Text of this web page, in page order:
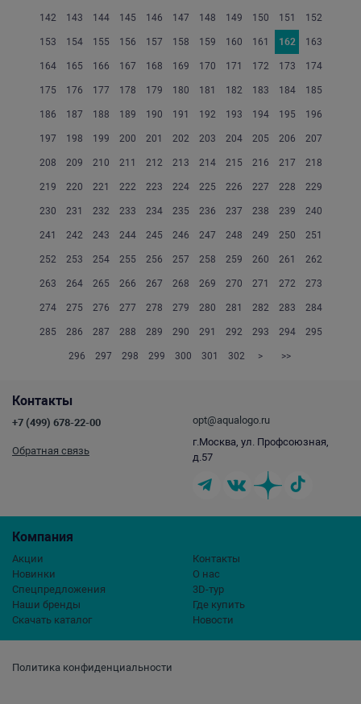
142 143 144 145 146 147 148 149 150 151 152
153 154 155 156 157 158 159 160 161 162 163
164 165 166 167 168 169 170 171 172 173 174
175 176 177 178 179 180 181 182 183 184 185
186 187 188 189 190 191 192 193 194 195 196
197 198 199 200 201 202 203 204 205 206 207
208 209 210 211 212 213 214 215 216 217 218
219 220 221 222 223 224 225 226 227 228 229
230 231 232 233 234 235 236 237 238 239 240
241 242 243 244 245 246 247 248 249 250 251
252 253 254 255 256 257 258 259 260 261 262
263 264 265 266 267 268 269 270 271 272 273
274 275 276 277 278 279 280 281 282 283 284
285 286 287 288 289 290 291 292 293 294 295
296 297 298 299 300 301 302 > >>
Политика конфиденциальности
Компания
Акции
Новинки
Спецпредложения
Наши бренды
Скачать каталог
Контакты
О нас
3D-тур
Где купить
Новости
Контакты
+7 (499) 678-22-00
Обратная связь
opt@aqualogo.ru
г.Москва, ул. Профсоюзная,
д.57